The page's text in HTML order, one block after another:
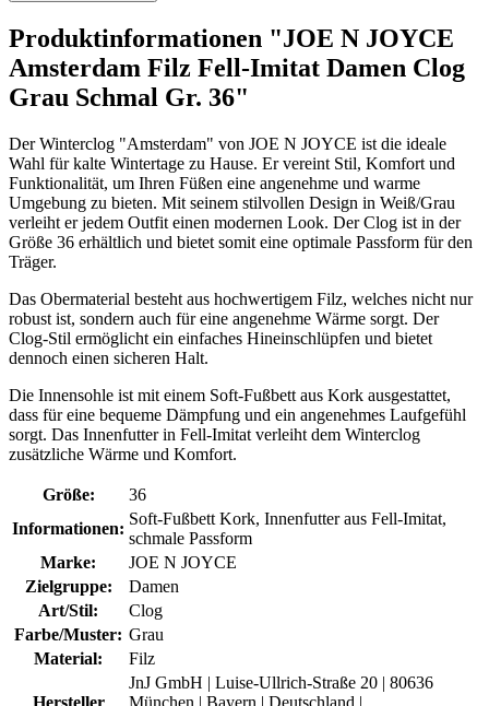
Produktinformationen "JOE N JOYCE
Amsterdam Filz Fell-Imitat Damen Clog
Grau Schmal Gr. 36"
Der Winterclog "Amsterdam" von JOE N JOYCE ist die ideale
Wahl für kalte Wintertage zu Hause. Er vereint Stil, Komfort und
Funktionalität, um Ihren Füßen eine angenehme und warme
Umgebung zu bieten. Mit seinem stilvollen Design in Weiß/Grau
verleiht er jedem Outfit einen modernen Look. Der Clog ist in der
Größe 36 erhältlich und bietet somit eine optimale Passform für den
Träger.
Das Obermaterial besteht aus hochwertigem Filz, welches nicht nur
robust ist, sondern auch für eine angenehme Wärme sorgt. Der
Clog-Stil ermöglicht ein einfaches Hineinschlüpfen und bietet
dennoch einen sicheren Halt.
Die Innensohle ist mit einem Soft-Fußbett aus Kork ausgestattet,
dass für eine bequeme Dämpfung und ein angenehmes Laufgefühl
sorgt. Das Innenfutter in Fell-Imitat verleiht dem Winterclog
zusätzliche Wärme und Komfort.
Größe:
36
Informationen:
Soft-Fußbett Kork, Innenfutter aus Fell-Imitat,
schmale Passform
Marke:
JOE N JOYCE
Zielgruppe:
Damen
Art/Stil:
Clog
Farbe/Muster: Grau
Material:
Filz
Hersteller
JnJ GmbH | Luise-Ullrich-Straße 20 | 80636
München | Bayern | Deutschland |